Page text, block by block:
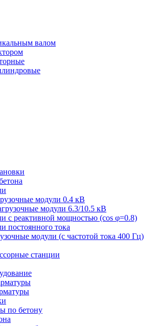
валом
модули 0.4 кВ
модули 6.3/10.5 кВ
с реактивной мощностью (cos φ=0.8)
постоянного тока
модули (с частотой тока 400 Гц)
станции
по бетону